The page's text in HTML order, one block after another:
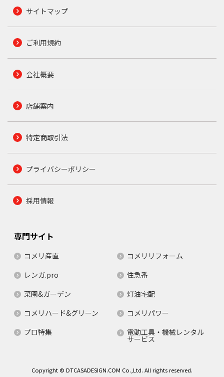
サイトマップ
ご利用規約
会社概要
店舗案内
特定商取引法
プライバシーポリシー
採用情報
専門サイト
コメリ産直
コメリリフォーム
レンガ.pro
住急番
菜園&ガーデン
灯油宅配
コメリハード&グリーン
コメリパワー
プロ特集
電動工具・機械レンタル
サービス
Copyright © DTCASADESIGN.COM Co.,Ltd. All rights reserved.